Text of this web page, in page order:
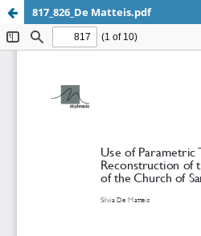
817_826_De Matteis.pdf